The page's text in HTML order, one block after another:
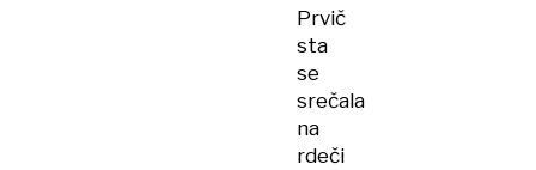
Prvič
sta
se
srečala
na
rdeči